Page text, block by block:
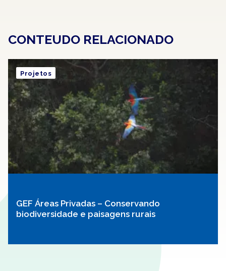
CONTEUDO RELACIONADO
GEF Áreas Privadas – Conservando
biodiversidade e paisagens rurais
Projetos